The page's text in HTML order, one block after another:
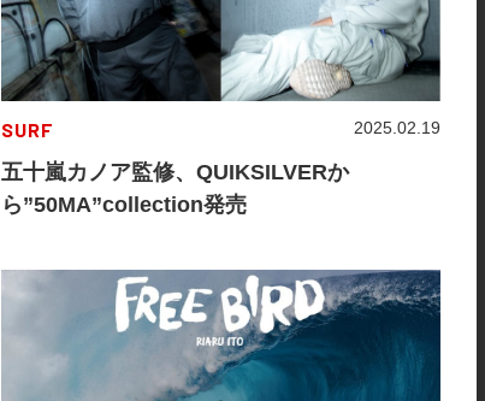
SURF
五十嵐カノア監修、QUIKSILVERか
ら”50MA”collection発売
2025.02.19